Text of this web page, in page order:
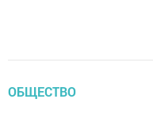
ОБЩЕСТВО